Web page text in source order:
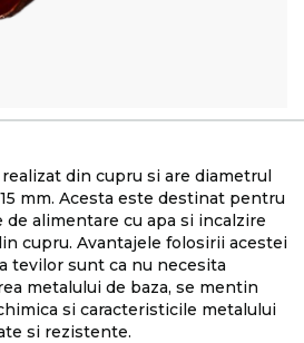
din cupru si are diametrul
mm. Acesta este destinat pentru
alimentare cu apa si incalzire
cupru. Avantajele folosirii acestei
tevilor sunt ca nu necesita
metalului de baza, se mentin
si caracteristicile metalului
si rezistente.